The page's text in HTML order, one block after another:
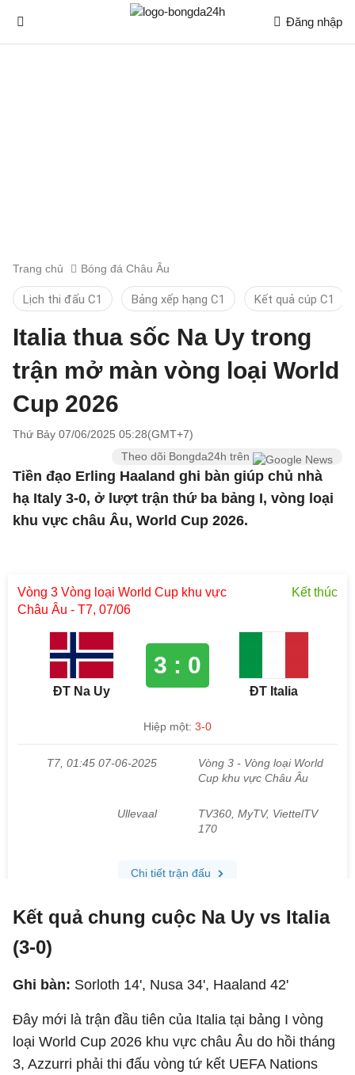
Đăng nhập
Trang chủ Bóng đá Châu Âu
Lịch thi đấu C1 Bảng xếp hạng C1 Kết quả cúp C1
Italia thua sốc Na Uy trong
trận mở màn vòng loại World
Cup 2026
Thứ Bảy 07/06/2025 05:28(GMT+7)
Theo dõi Bongda24h trên
Tiền đạo Erling Haaland ghi bàn giúp chủ nhà
hạ Italy 3-0, ở lượt trận thứ ba bảng I, vòng loại
khu vực châu Âu, World Cup 2026.
Kết quả chung cuộc Na Uy vs Italia
(3-0)
Ghi bàn: Sorloth 14', Nusa 34', Haaland 42'
Đây mới là trận đầu tiên của Italia tại bảng I vòng
loại World Cup 2026 khu vực châu Âu do hồi tháng
3, Azzurri phải thi đấu vòng tứ kết UEFA Nations